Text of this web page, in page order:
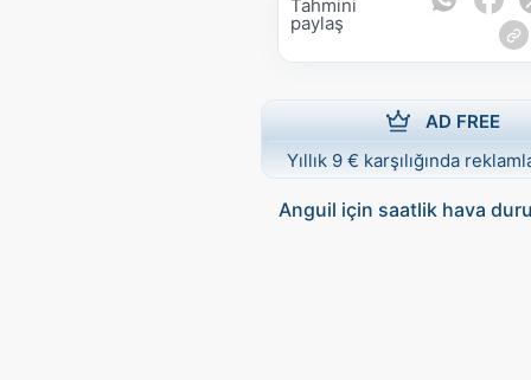
Tahmini
paylaş
AD FREE
Yıllık 9 € karşılığında
Anguil için saatlik hava